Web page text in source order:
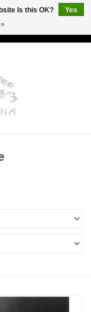
Is this OK?
Yes